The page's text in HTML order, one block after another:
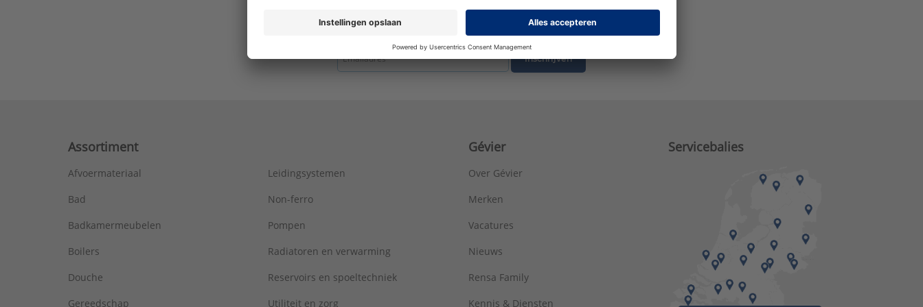
Ons laatste nieuws ontvangen omtrent productnieuws, acties en andere interessante zaken?
Inschrijven
Assortiment
Afvoermateriaal
Bad
Badkamermeubelen
Boilers
Douche
Gereedschap
Leidingsystemen
Non-ferro
Pompen
Radiatoren en verwarming
Reservoirs en spoeltechniek
Utiliteit en zorg
Gévier
Over Gévier
Merken
Vacatures
Nieuws
Rensa Family
Kennis & Diensten
Servicebalies